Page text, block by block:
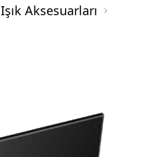
Işık Aksesuarları